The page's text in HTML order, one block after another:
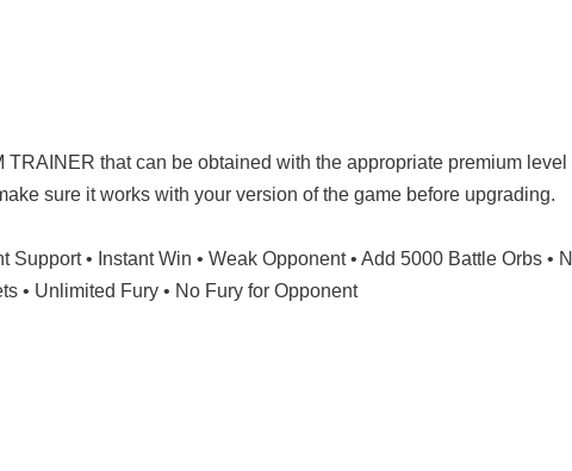
that can be obtained with the appropriate premium
sure it works with your version of the game before upgrading.
• Instant Win • Weak Opponent • Add 5000 Battle Orbs •
• Unlimited Fury • No Fury for Opponent